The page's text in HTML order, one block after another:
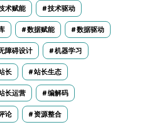
术赋能 技术驱动
数据赋能 数据驱动
障碍设计 机器学习
长 站长生态
长运营 编解码
论 资源整合